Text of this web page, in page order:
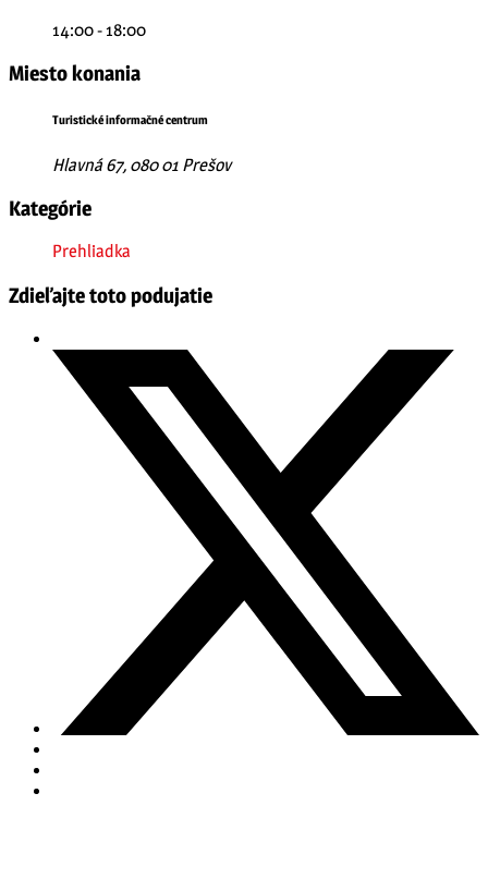
14:00 - 18:00
Miesto konania
Turistické informačné centrum
Hlavná 67, 080 01 Prešov
Kategórie
Prehliadka
Zdieľajte toto podujatie